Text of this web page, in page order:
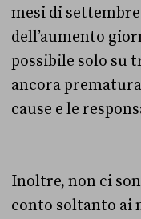
mesi di
dell’aumento
possibile solo su
ancora
cause e le
Inoltre, non ci
conto soltanto ai